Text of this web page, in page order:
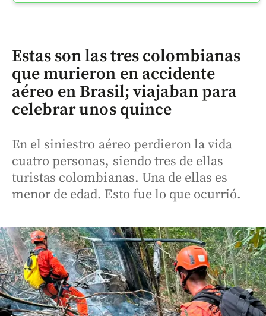
Estas son las tres colombianas
que murieron en accidente
aéreo en Brasil; viajaban para
celebrar unos quince
En el siniestro aéreo perdieron la vida
cuatro personas, siendo tres de ellas
turistas colombianas. Una de ellas es
menor de edad. Esto fue lo que ocurrió.